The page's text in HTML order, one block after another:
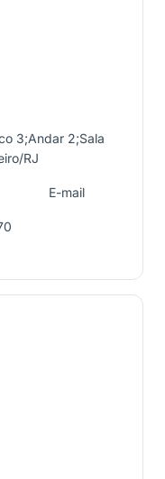
3;Andar 2;Sala
RJ
E-mail